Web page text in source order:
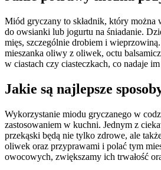
Miód gryczany to składnik, który można
do owsianki lub jogurtu na śniadanie.
mięs, szczególnie drobiem i
mieszanka oliwy z oliwek, octu
w ciastach czy ciasteczkach, co nadaje
Jakie są najlepsze
Wykorzystanie miodu gryczanego w
zastosowaniem w kuchni. Jednym z
przekąski będą nie tylko zdrowe, ale
oliwek oraz przyprawami i polać tym
owocowych, zwiększamy ich trwałość